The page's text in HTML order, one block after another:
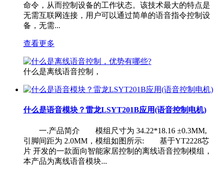
命令，从而控制设备的工作状态。该技术最大的特点是
无需互联网连接，用户可以通过简单的语音指令控制设
备，无需...
查看更多
什么是离线语音控制，
什么是语音模块？雷龙LSYT201B应用(语音控制电机)
一.产品简介 模组尺寸为 34.22*18.16 ±0.3MM,
引脚间距为 2.0MM，模组如图所示: 基于YT2228芯
片 开发的一款面向智能家居控制的离线语音控制模组，
本产品为离线语音模块...